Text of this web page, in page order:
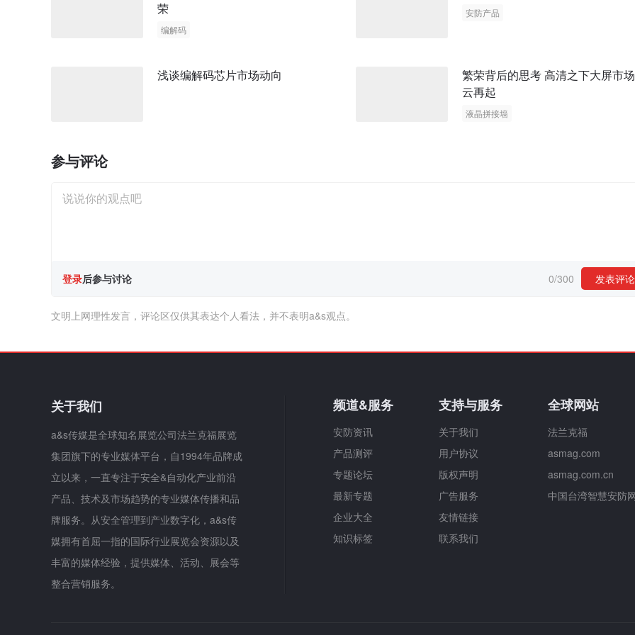
荣
编解码
安防产品
浅谈编解码芯片市场动向
繁荣背后的思考 高清之下大屏市
云再起
液晶拼接墙
参与评论
登录后参与讨论 0/300 发表评论
文明上网理性发言，评论区仅供其表达个人看法，并不表明a&s观点。
关于我们
a&s传媒是全球知名展览公司法兰克福展览
集团旗下的专业媒体平台，自1994年品牌成
立以来，一直专注于安全&自动化产业前沿
产品、技术及市场趋势的专业媒体传播和品
牌服务。从安全管理到产业数字化，a&s传
媒拥有首屈一指的国际行业展览会资源以及
丰富的媒体经验，提供媒体、活动、展会等
整合营销服务。
频道&服务
安防资讯
产品测评
专题论坛
最新专题
企业大全
知识标签
支持与服务
关于我们
用户协议
版权声明
广告服务
友情链接
联系我们
全球网站
法兰克福
asmag.com
asmag.com.cn
中国台湾智慧安防